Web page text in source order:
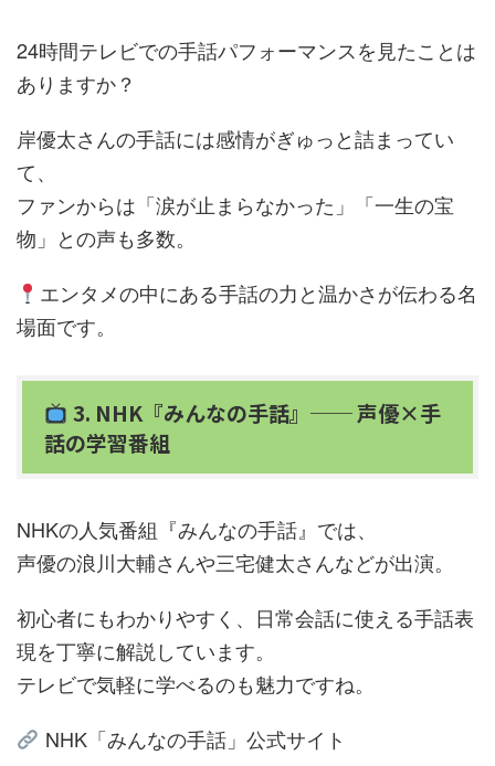
24時間テレビでの手話パフォーマンスを見たことは
ありますか？
岸優太さんの手話には感情がぎゅっと詰まってい
て、
ファンからは「涙が止まらなかった」「一生の宝
物」との声も多数。
エンタメの中にある手話の力と温かさが伝わる名
場面です。
3. NHK『みんなの手話』── 声優×手
話の学習番組
NHKの人気番組『みんなの手話』では、
声優の浪川大輔さんや三宅健太さんなどが出演。
初心者にもわかりやすく、日常会話に使える手話表
現を丁寧に解説しています。
テレビで気軽に学べるのも魅力ですね。
NHK「みんなの手話」公式サイト